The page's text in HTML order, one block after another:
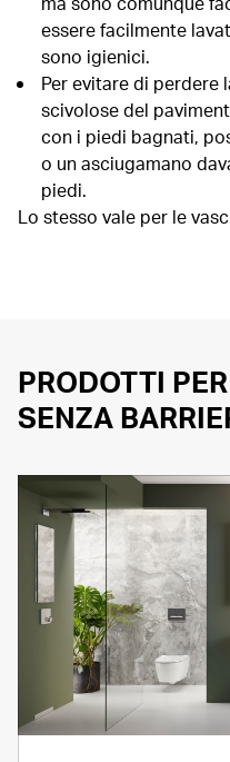
essere facilmente
sono igienici.
Per evitare di perdere
scivolose del
con i piedi bagnati,
o un asciugamano
piedi.
Lo stesso vale per le
PRODOTTI
SENZA